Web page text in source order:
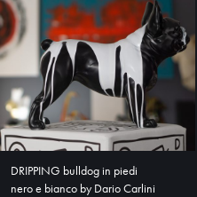
DRIPPING bulldog in piedi
nero e bianco by Dario Carlini